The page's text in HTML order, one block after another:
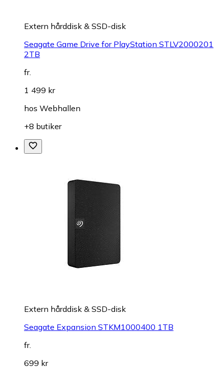
Extern hårddisk & SSD-disk
Seagate Game Drive for PlayStation STLV2000201
2TB
fr.
1 499 kr
hos Webhallen
+8 butiker
Extern hårddisk & SSD-disk
Seagate Expansion STKM1000400 1TB
fr.
699 kr